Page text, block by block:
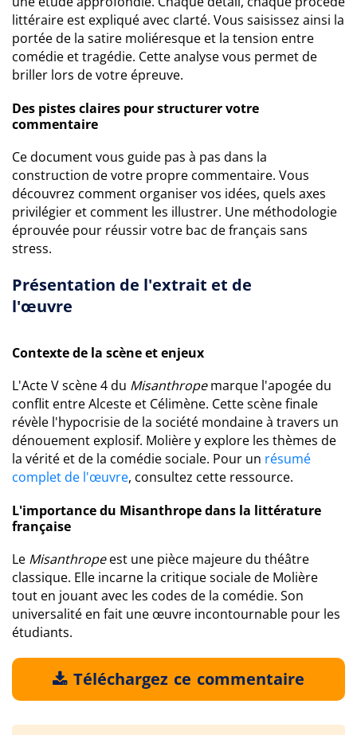
littéraire est expliqué avec clarté. Vous saisissez ainsi la
portée de la satire moliéresque et la tension entre
comédie et tragédie. Cette analyse vous permet de
briller lors de votre épreuve.
Des pistes claires pour structurer votre
commentaire
Ce document vous guide pas à pas dans la
construction de votre propre commentaire. Vous
découvrez comment organiser vos idées, quels axes
privilégier et comment les illustrer. Une méthodologie
éprouvée pour réussir votre bac de français sans
stress.
Présentation de l'extrait et de
l'œuvre
Contexte de la scène et enjeux
L'Acte V scène 4 du Misanthropemarque l'apogée du
conflit entre Alceste et Célimène. Cette scène finale
révèle l'hypocrisie de la société mondaine à travers un
dénouement explosif. Molière y explore les thèmes de
la vérité et de la comédie sociale. Pour un résumé
complet de l'œuvre, consultez cette ressource.
L'importance du Misanthrope dans la littérature
française
Le Misanthropeest une pièce majeure du théâtre
classique. Elle incarne la critique sociale de Molière
tout en jouant avec les codes de la comédie. Son
universalité en fait une œuvre incontournable pour les
étudiants.
Téléchargez ce commentaire